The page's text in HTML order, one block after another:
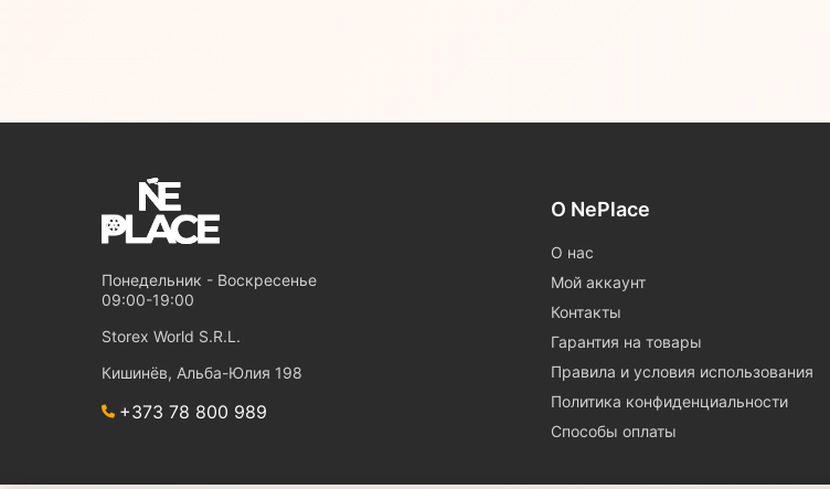
Понедельник - Воскресенье
09:00-19:00
Storex World S.R.L.
Кишинёв, Альба-Юлия 198
+373 78 800 989
О NePlace
О нас
Мой аккаунт
Контакты
Гарантия на товары
Правила и условия использования
Политика конфиденциальности
Способы оплаты